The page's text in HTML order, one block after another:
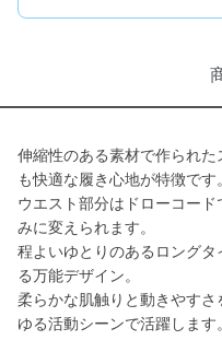
伸縮性のある素材で作られ
も快適な履き心地が特徴です。
ウエスト部分はドローコー
みに変えられます。
程よいゆとりのあるロング
る万能デザイン。
柔らかな肌触りと動きやす
ゆる活動シーンで活躍します。